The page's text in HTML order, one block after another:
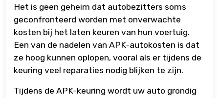
Het is geen geheim dat autobezitters soms
geconfronteerd worden met onverwachte
kosten bij het laten keuren van hun voertuig.
Een van de nadelen van APK-autokosten is dat
ze hoog kunnen oplopen, vooral als er tijdens de
keuring veel reparaties nodig blijken te zijn.
Tijdens de APK-keuring wordt uw auto grondig